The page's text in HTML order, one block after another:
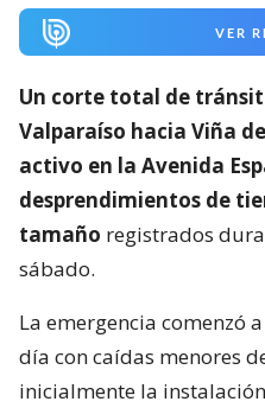
VER
Un corte total de
Valparaíso hacia Viña
activo en la Avenida
desprendimientos de
tamaño registrados
sábado.
La emergencia comenzó
día con caídas menores
inicialmente la